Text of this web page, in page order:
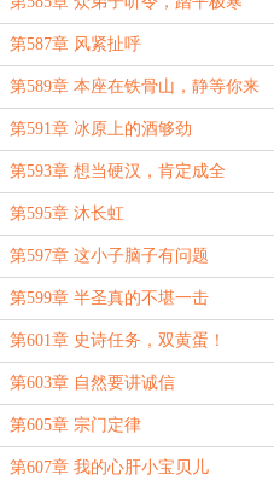
宫！
第587章 风紧扯呼
第589章 本座在铁骨山，静等你来
讨债【第六更】
第591章 冰原上的酒够劲
第593章 想当硬汉，肯定成全
第595章 沐长虹
第597章 这小子脑子有问题
第599章 半圣真的不堪一击
第601章 史诗任务，双黄蛋！
第603章 自然要讲诚信
第605章 宗门定律
第607章 我的心肝小宝贝儿